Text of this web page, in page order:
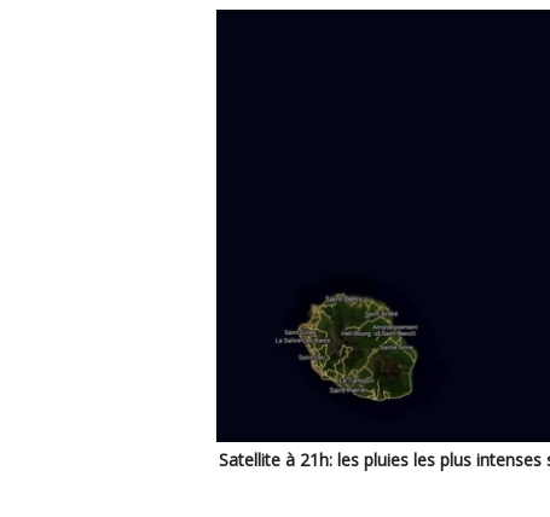
Satellite à 21h: les pluies les plus